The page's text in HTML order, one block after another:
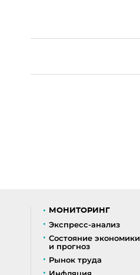
МОНИТОРИНГ
Экспресс-анализ
Состояние экономики
и прогноз
Рынок труда